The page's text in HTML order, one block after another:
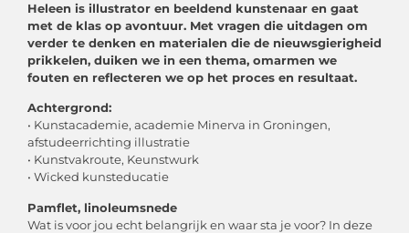
Heleen is illustrator en beeldend kunstenaar en gaat
met de klas op avontuur. Met vragen die uitdagen om
verder te denken en materialen die de nieuwsgierigheid
prikkelen, duiken we in een thema, omarmen we
fouten en reflecteren we op het proces en resultaat.
Achtergrond:
• Kunstacademie, academie Minerva in Groningen,
afstudeerrichting illustratie
• Kunstvakroute, Keunstwurk
• Wicked kunsteducatie
Pamflet, linoleumsnede
Wat is voor jou echt belangrijk en waar sta je voor? In deze